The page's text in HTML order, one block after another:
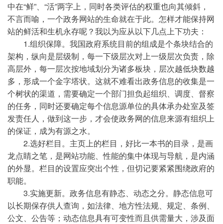
中在“鲜”、“活”两字上，同时各类评估的权重也向其倾斜，
不言而喻，一个政务网站的生命就在于此。怎样才能保持网
站的鲜活和生机永存呢？我以为应从以下几点上下功夫：
1.组织保障。我国政府系统目前的组成是个条块结合的
架构，纵向是层级制，每一下级层次对上一级层次负责，除
高层外，每一层次按地域划分为诸多板块，层次越低块数越
多，形成一个金字塔状。这就不难看出政务信息的收集是一
个树状的渠道，需要确定一个部门担负起组织、调度、督察
的任务，同时还要确定每个信息源单位的具体承办处室及签
发责任人，做到这一步，才会使政务网的信息来源有组织上
的保证，成为有源之水。
2.选好栏目。主页上的栏目，好比一本书的目录，是画
龙点睛之笔，是网站功能、性能的集中体现与导航，是内涵
的外显。栏目的设置应突出个性，但切记要紧紧围绕政府的
职能。
3.实施更新。政务信息有静态、动态之分。静态信息可
以长期保存供人查询，如法律、地方性法规、规定、条例、
公文、公告等；动态信息具有可变性而且供需量大，涉及面